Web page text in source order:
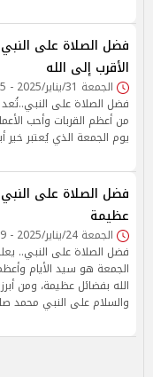
فضل الصلاة على
الأقرب إلى الله
الجمعة 31/يناير/2025 - 10:25 ص
فضل الصلاة على
من أعظم القربات وأحب
يوم الجمعة الذي يُعتبر خير
فضل الصلاة على
عظيمة
الجمعة 24/يناير/2025 - 02:49 م
فضل الصلاة على النبي..
الجمعة هو سيد الأيام
الله بفضائل عظيمة، ومن
والسلام على النبي محمد